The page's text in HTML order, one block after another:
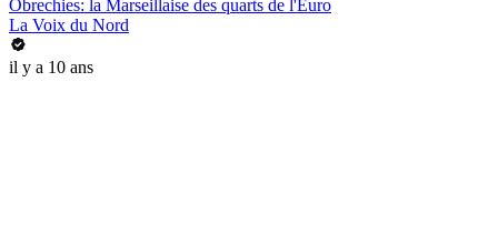
Obrechies: la Marseillaise des quarts de l'Euro
La Voix du Nord
il y a 10 ans